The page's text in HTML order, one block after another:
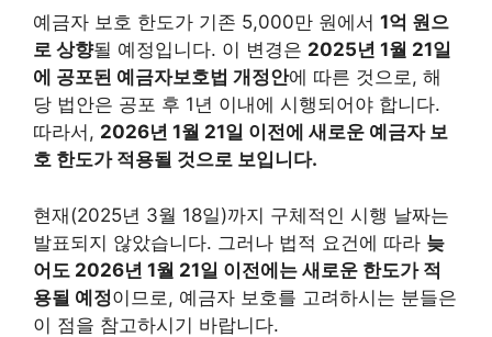
예금자 보호 한도가 기존 5,000만 원에서 1억 원으
로 상향될 예정입니다. 이 변경은 2025년 1월 21일
에 공포된 예금자보호법 개정안에 따른 것으로, 해
당 법안은 공포 후 1년 이내에 시행되어야 합니다.
따라서, 2026년 1월 21일 이전에 새로운 예금자 보
호 한도가 적용될 것으로 보입니다.
현재(2025년 3월 18일)까지 구체적인 시행 날짜는
발표되지 않았습니다. 그러나 법적 요건에 따라 늦
어도 2026년 1월 21일 이전에는 새로운 한도가 적
용될 예정이므로, 예금자 보호를 고려하시는 분들은
이 점을 참고하시기 바랍니다.